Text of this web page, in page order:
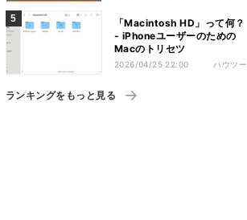
「Macintosh HD」って何？
- iPhoneユーザーのための
Macのトリセツ
2026/04/25 22:00 ハウツー
ランキングをもっと見る